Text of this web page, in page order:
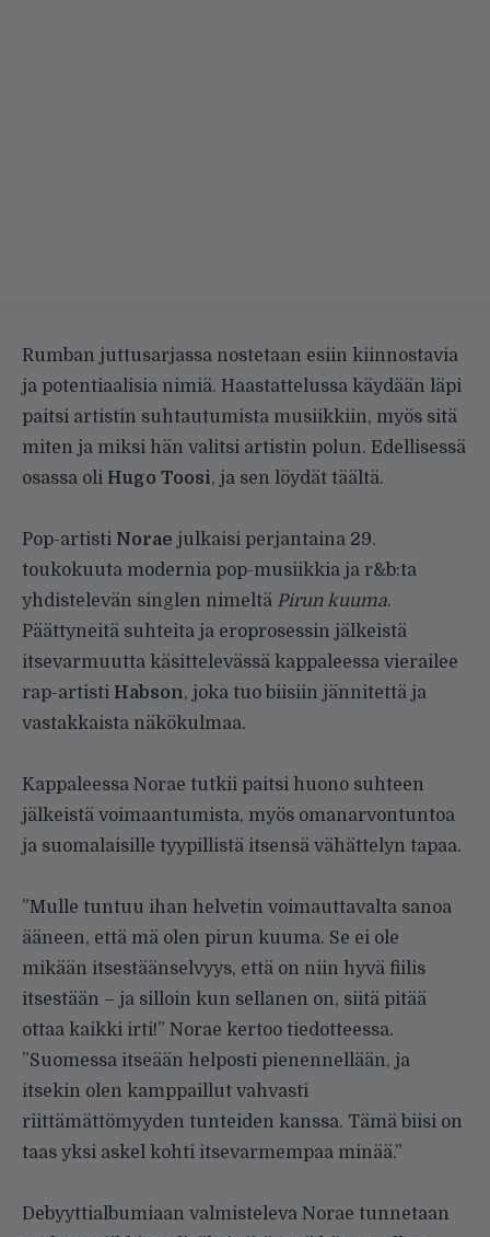
Rumban juttusarjassa nostetaan esiin kiinnostavia
ja potentiaalisia nimiä. Haastattelussa käydään läpi
paitsi artistin suhtautumista musiikkiin, myös sitä
miten ja miksi hän valitsi artistin polun. Edellisessä
osassa oli Hugo Toosi, ja sen löydät täältä.
Pop-artisti Norae julkaisi perjantaina 29.
toukokuuta modernia pop-musiikkia ja r&b:ta
yhdistelevän singlen nimeltä Pirun kuuma.
Päättyneitä suhteita ja eroprosessin jälkeistä
itsevarmuutta käsittelevässä kappaleessa vierailee
rap-artisti Habson, joka tuo biisiin jännitettä ja
vastakkaista näkökulmaa.
Kappaleessa Norae tutkii paitsi huono suhteen
jälkeistä voimaantumista, myös omanarvontuntoa
ja suomalaisille tyypillistä itsensä vähättelyn tapaa.
”Mulle tuntuu ihan helvetin voimauttavalta sanoa
ääneen, että mä olen pirun kuuma. Se ei ole
mikään itsestäänselvyys, että on niin hyvä fiilis
itsestään – ja silloin kun sellanen on, siitä pitää
ottaa kaikki irti!” Norae kertoo tiedotteessa.
”Suomessa itseään helposti pienennellään, ja
itsekin olen kamppaillut vahvasti
riittämättömyyden tunteiden kanssa. Tämä biisi on
taas yksi askel kohti itsevarmempaa minää.”
Debyyttialbumiaan valmisteleva Norae tunnetaan